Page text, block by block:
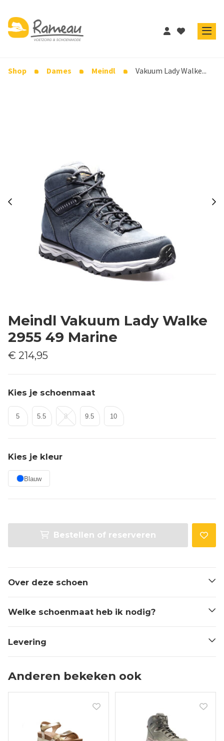
Shop Dames Meindl Vakuum Lady Walke...
Meindl Vakuum Lady Walke
2955 49 Marine
€ 214,95
Kies je schoenmaat
5 5.5 8 9.5 10
Kies je kleur
Blauw
Bestellen of reserveren
Over deze schoen
Welke schoenmaat heb ik nodig?
Levering
Anderen bekeken ook